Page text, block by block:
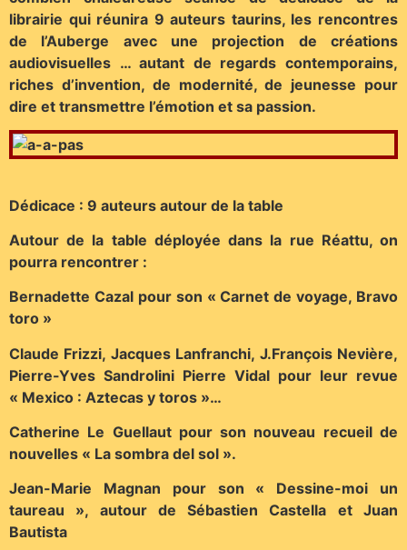
librairie qui réunira 9 auteurs taurins, les rencontres
de l’Auberge avec une projection de créations
audiovisuelles … autant de regards contemporains,
riches d’invention, de modernité, de jeunesse pour
dire et transmettre l’émotion et sa passion.
Dédicace : 9 auteurs autour de la table
Autour de la table déployée dans la rue Réattu, on
pourra rencontrer :
Bernadette Cazal pour son « Carnet de voyage, Bravo
toro »
Claude Frizzi, Jacques Lanfranchi, J.François Nevière,
Pierre-Yves Sandrolini Pierre Vidal pour leur revue
« Mexico : Aztecas y toros »…
Catherine Le Guellaut pour son nouveau recueil de
nouvelles « La sombra del sol ».
Jean-Marie Magnan pour son « Dessine-moi un
taureau », autour de Sébastien Castella et Juan
Bautista